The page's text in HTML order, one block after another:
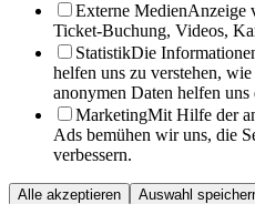
Externe MedienAnzeige
Ticket-Buchung, Videos,
StatistikDie
helfen uns zu verstehen,
anonymen Daten helfen
MarketingMit Hilfe der
Ads bemühen wir uns, die
verbessern.
Alle akzeptieren Auswahl